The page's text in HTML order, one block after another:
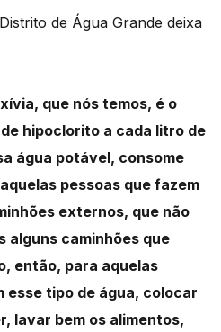
de Água Grande deixa
que nós temos, é o
hipoclorito a cada litro de
água potável, consome
pessoas que fazem
externos, que não
alguns caminhões que
então, para aquelas
esse tipo de água, colocar
lavar bem os alimentos,